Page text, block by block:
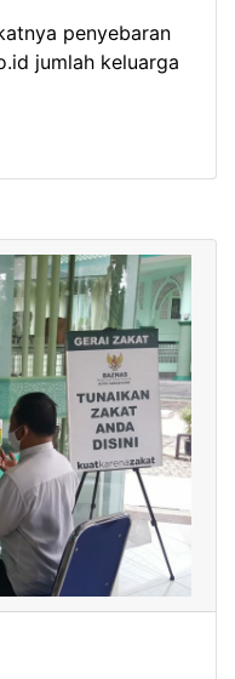
penyebaran
jumlah keluarga